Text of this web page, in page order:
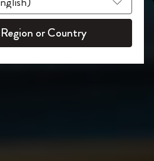
会員登録 !
or Country